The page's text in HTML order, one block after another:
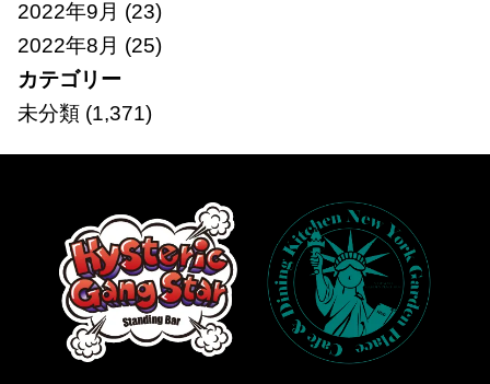
2022年9月 (23)
2022年8月 (25)
カテゴリー
未分類(1,371)